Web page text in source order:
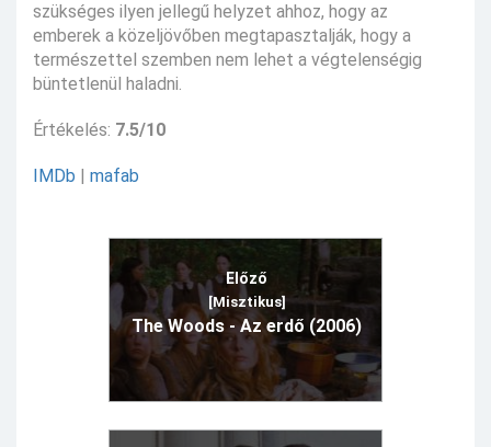
szükséges ilyen jellegű helyzet ahhoz, hogy az
emberek a közeljövőben megtapasztalják, hogy a
természettel szemben nem lehet a végtelenségig
büntetlenül haladni.
Értékelés: 7.5/10
IMDb | mafab
Előző
[Misztikus]
The Woods - Az erdő (2006)